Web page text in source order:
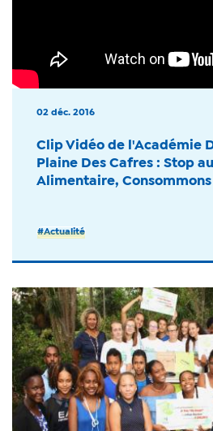
02 déc. 2016
Clip Vidéo de l'Académie
Plaine Des Cafres : Stop
Alimentaire, Consommons
#Actualité